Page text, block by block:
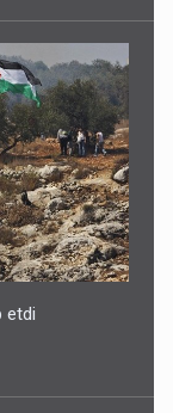
etdi